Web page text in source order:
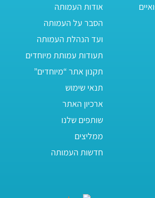
אודות העמותה
הסבר על העמותה
ועד הנהלת העמותה
תעודות עמותת מיוחדים
תקנון אתר “מיוחדים”
תנאי שימוש
ארכיון האתר
שותפים שלנו
ממליצים
חדשות העמותה